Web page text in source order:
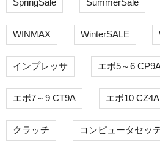
WINMAX WinterSALE
インプレッサ エボ5～6
エボ7～9 CT9A エボ10 CZ4A
クラッチ コンピュータセッ